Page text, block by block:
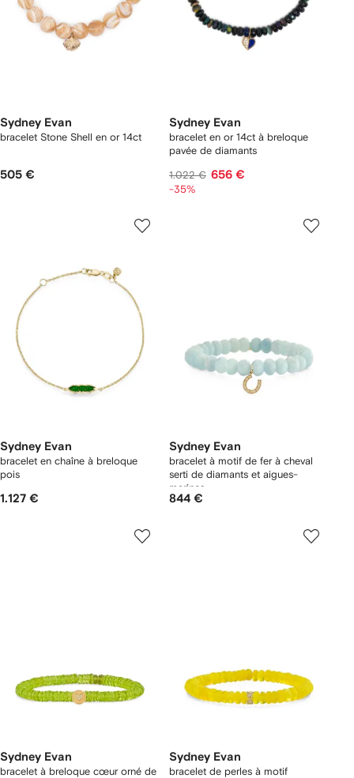
Sydney Evan
bracelet Stone Shell en or 14ct
505 €
Sydney Evan
bracelet en or 14ct à breloque
pavée de diamants
1.022 € 656 €
-35%
Sydney Evan
bracelet en chaîne à breloque
pois
1.127 €
Sydney Evan
bracelet à motif de fer à cheval
serti de diamants et aigues-
marines
844 €
Sydney Evan
bracelet à breloque cœur orné de
Sydney Evan
bracelet de perles à motif